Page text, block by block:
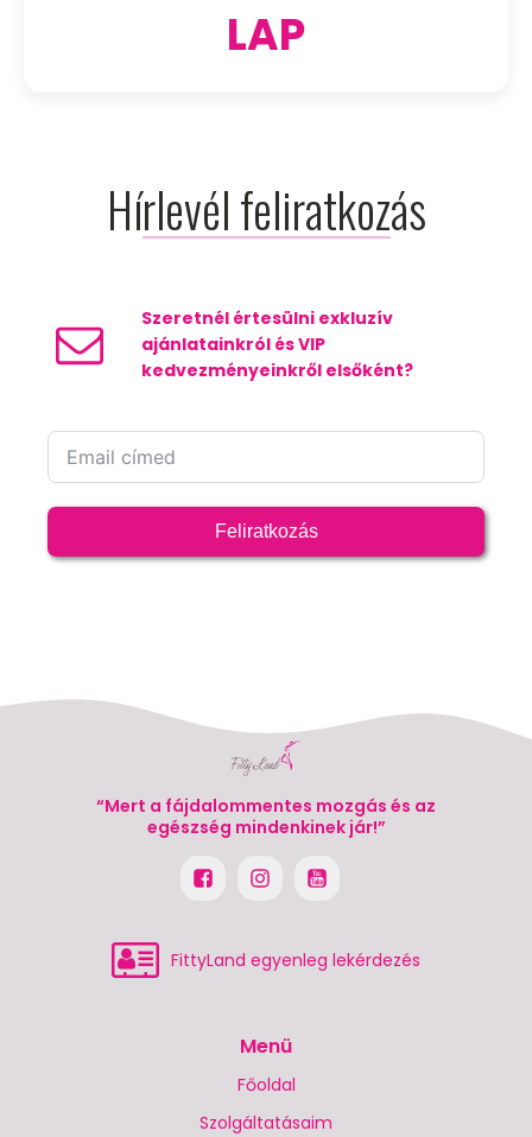
LAP
Hírlevél feliratkozás
Szeretnél értesülni exkluzív
ajánlatainkról és VIP
kedvezményeinkről elsőként?
Feliratkozás
“Mert a fájdalommentes mozgás és az
egészség mindenkinek jár!”
FittyLand egyenleg lekérdezés
Menü
Főoldal
Szolgáltatásaim